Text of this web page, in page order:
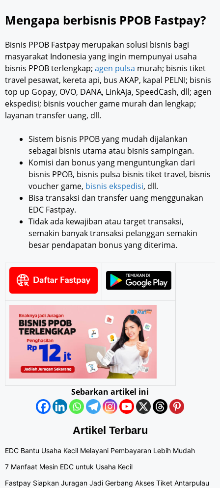
Mengapa berbisnis PPOB Fastpay?
Bisnis PPOB Fastpay merupakan solusi bisnis bagi
masyarakat Indonesia yang ingin mempunyai usaha
bisnis PPOB terlengkap; agen pulsa murah; bisnis tiket
travel pesawat, kereta api, bus AKAP, kapal PELNI; bisnis
top up Gopay, OVO, DANA, LinkAja, SpeedCash, dll; agen
ekspedisi; bisnis voucher game murah dan lengkap;
layanan transfer uang, dll.
Sistem bisnis PPOB yang mudah dijalankan
sebagai bisnis utama atau bisnis sampingan.
Komisi dan bonus yang menguntungkan dari
bisnis PPOB, bisnis pulsa bisnis tiket travel, bisnis
voucher game, bisnis ekspedisi, dll.
Bisa transaksi dan transfer uang menggunakan
EDC Fastpay.
Tidak ada kewajiban atau target transaksi,
semakin banyak transaksi pelanggan semakin
besar pendapatan bonus yang diterima.
Sebarkan artikel ini
Artikel Terbaru
EDC Bantu Usaha Kecil Melayani Pembayaran Lebih Mudah
7 Manfaat Mesin EDC untuk Usaha Kecil
Fastpay Siapkan Juragan Jadi Gerbang Akses Tiket Antarpulau